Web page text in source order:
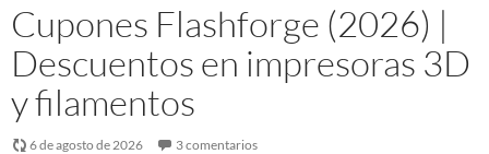
Cupones Flashforge (2026) |
Descuentos en impresoras 3D
y filamentos
6 de agosto de 2026 3 comentarios